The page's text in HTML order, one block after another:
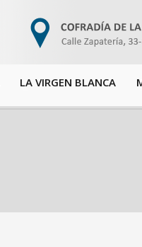
LA VIRGEN BLANCA